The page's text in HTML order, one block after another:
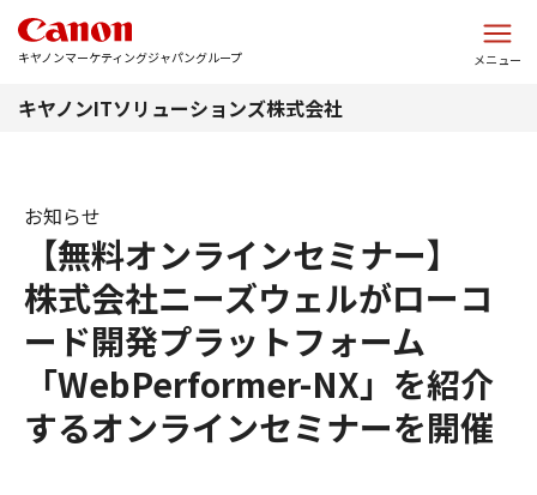
キヤノンマーケティングジャパングループ メニュー
キヤノンITソリューションズ株式会社
【無料オンラインセミナー】
株式会社ニーズウェルがローコ
ード開発プラットフォーム
「WebPerformer-NX」を紹介
するオンラインセミナーを開催
お知らせ